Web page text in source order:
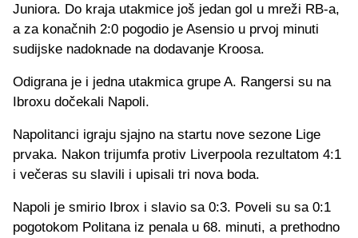
Juniora. Do kraja utakmice još jedan gol u mreži RB-a,
a za konačnih 2:0 pogodio je Asensio u prvoj minuti
sudijske nadoknade na dodavanje Kroosa.
Odigrana je i jedna utakmica grupe A. Rangersi su na
Ibroxu dočekali Napoli.
Napolitanci igraju sjajno na startu nove sezone Lige
prvaka. Nakon trijumfa protiv Liverpoola rezultatom 4:1
i večeras su slavili i upisali tri nova boda.
Napoli je smirio Ibrox i slavio sa 0:3. Poveli su sa 0:1
pogotokom Politana iz penala u 68. minuti, a prethodno